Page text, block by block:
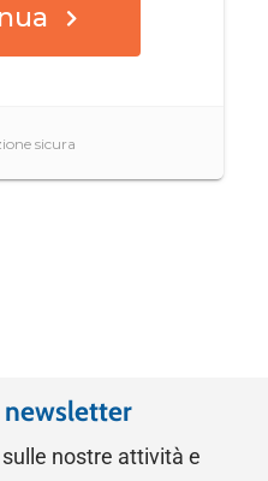
nostre attività e